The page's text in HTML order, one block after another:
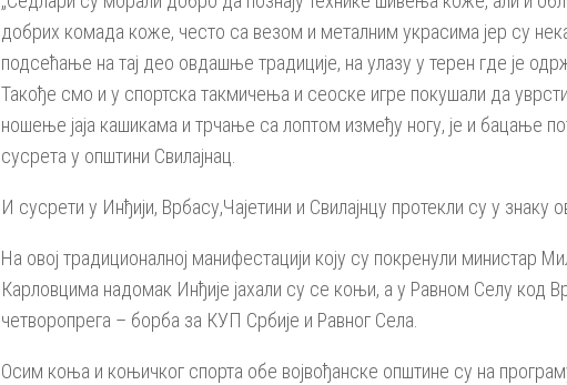
добрих комада коже, често са везом и металним украсима јер су
подсећање на тај део овдашње традиције, на улазу у терен где је
Такође смо и у спортска такмичења и сеоске игре покушали да
ношење јаја кашикама и трчање са лоптом између ногу, је и бацање
сусрета у општини Свилајнац.
И сусрети у Инђији, Врбасу,Чајетини и Свилајнцу протекли су у знаку
На овој традиционалној манифестацији коју су покренули
Карловцима надомак Инђије јахали су се коњи, а у Равном Селу код
четворопрега – борба за КУП Србије и Равног Села.
Осим коња и коњичког спорта обе војвођанске општине су на